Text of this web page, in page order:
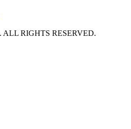
RIGHTS RESERVED.